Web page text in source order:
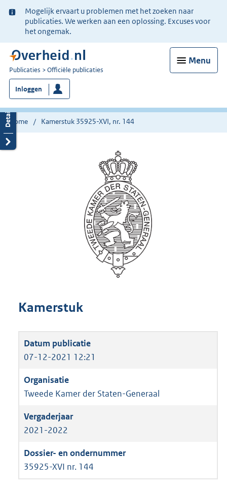
Ter
informatie:
Mogelijk ervaart u problemen met het zoeken naar
publicaties. We werken aan een oplossing. Excuses voor
het ongemak.
Menu
U
bent
nu
hier:
Publicaties Officiële publicaties
Inloggen
Home Kamerstuk 35925-XVI, nr. 144
Kamerstuk
07-12-2021 12:21
Tweede Kamer der Staten-Generaal
2021-2022
35925-XVI nr. 144